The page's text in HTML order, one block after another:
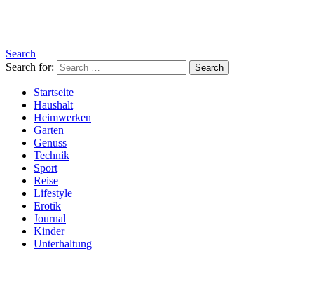
Search
Search for:
Search
Startseite
Haushalt
Heimwerken
Garten
Genuss
Technik
Sport
Reise
Lifestyle
Erotik
Journal
Kinder
Unterhaltung